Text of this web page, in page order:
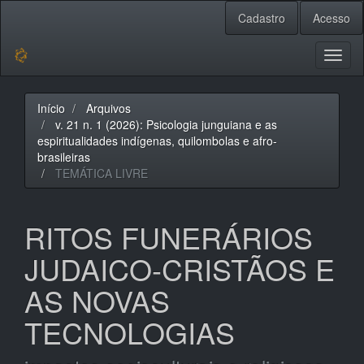
Barra
Lateral
Cadastro Acesso
Início
Arquivos
v. 21 n. 1 (2026): Psicologia junguiana e as
espiritualidades indígenas, quilombolas e afro-
brasileiras
TEMÁTICA LIVRE
RITOS FUNERÁRIOS
JUDAICO-CRISTÃOS E
AS NOVAS
TECNOLOGIAS